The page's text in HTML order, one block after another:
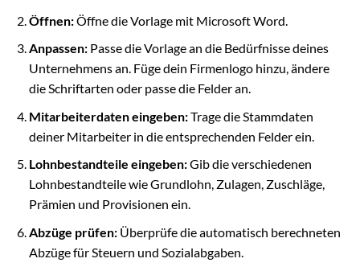
Öffnen:Öffne die Vorlage mit Microsoft Word.
Anpassen:Passe die Vorlage an die Bedürfnisse deines
Unternehmens an. Füge dein Firmenlogo hinzu, ändere
die Schriftarten oder passe die Felder an.
Mitarbeiterdaten eingeben:Trage die Stammdaten
deiner Mitarbeiter in die entsprechenden Felder ein.
Lohnbestandteile eingeben:Gib die verschiedenen
Lohnbestandteile wie Grundlohn, Zulagen, Zuschläge,
Prämien und Provisionen ein.
Abzüge prüfen:Überprüfe die automatisch berechneten
Abzüge für Steuern und Sozialabgaben.